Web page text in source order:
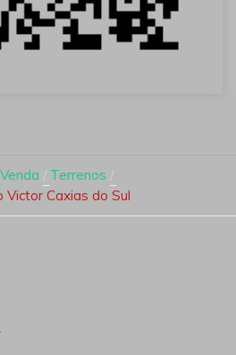
Venda
Terrenos
Victor Caxias do Sul